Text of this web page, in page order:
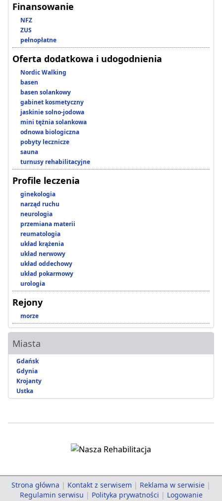
Finansowanie
NFZ
ZUS
pełnopłatne
Oferta dodatkowa i udogodnienia
Nordic Walking
basen
basen solankowy
gabinet kosmetyczny
jaskinie solno-jodowa
mini tężnia solankowa
odnowa biologiczna
pobyty lecznicze
sauna
turnusy rehabilitacyjne
Profile leczenia
ginekologia
narząd ruchu
neurologia
przemiana materii
reumatologia
układ krążenia
układ nerwowy
układ oddechowy
układ pokarmowy
urologia
Rejony
morze
Miasta
Gdańsk
Gdynia
Krojanty
Ustka
Strona główna | Kontakt z serwisem | Reklama w serwisie |
Regulamin serwisu | Polityka prywatności | Logowanie